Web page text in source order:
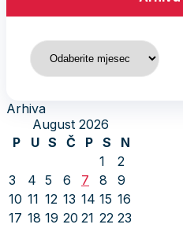
Arhiva
Arhiva
August 2026
P
U S Č P S
N
1
2
3
4 5 6 7 8
9
10 11 12 13 14 15 16
17 18 19 20 21 22 23